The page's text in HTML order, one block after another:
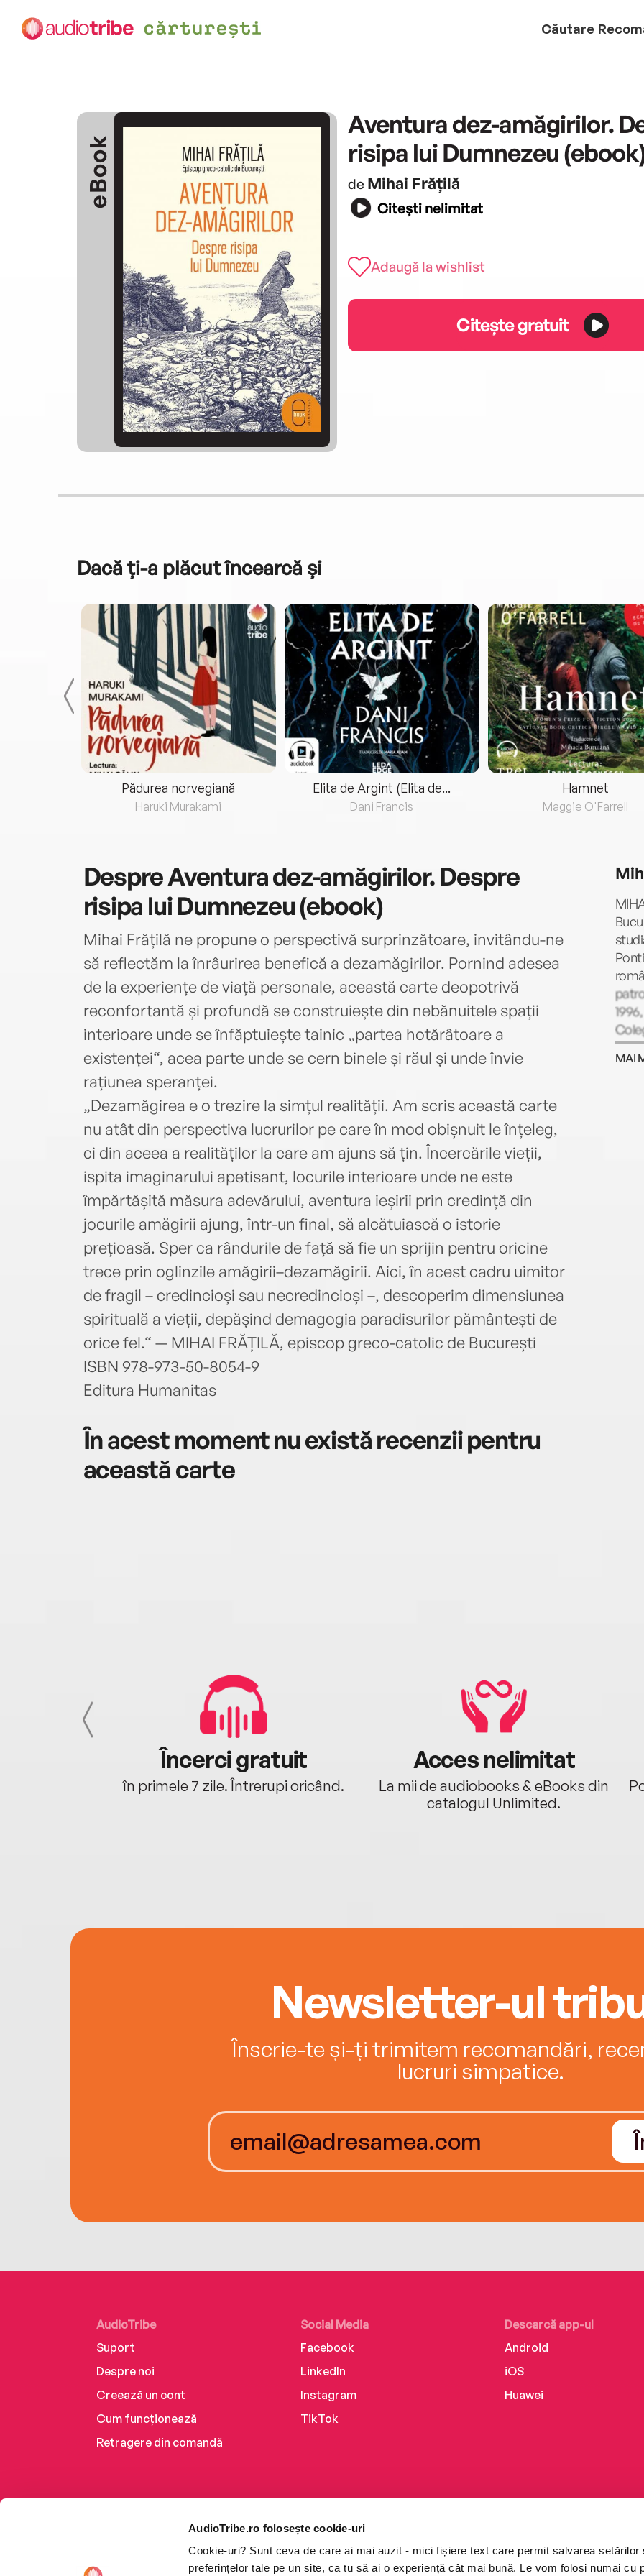
AudioTribe.ro folosește cookie-uri
Cookie-uri? Sunt ceva de care ai mai auzit - mici fișiere text care permit salvarea setărilor
preferințelor tale pe un site, ca tu să ai o experiență cât mai bună. Le vom folosi numai cu
Căutare
eBook
Aventura dez-amăgirilor.
risipa lui Dumnezeu
de Mihai Frățilă
Citești nelimitat
Adaugă la wishlist
Citește gratuit
Dacă ți-a plăcut încearcă și
Pădurea norvegiană
Haruki Murakami
Elita de Argint (Elita de...
Dani Francis
Hamnet
Maggie O'Farrell
DespreAventura dez-amăgirilor. Despre
risipa lui Dumnezeu (ebook)
Mihai Frățilă ne propune o perspectivă surprinzătoare, invitându-ne
să reflectăm la înrâurirea benefică a dezamăgirilor. Pornind adesea
de la experiențe de viață personale, această carte deopotrivă
reconfortantă și profundă se construiește din nebănuitele spații
interioare unde se înfăptuiește tainic „partea hotărâtoare a
existenței“, acea parte unde se cern binele și răul și unde învie
rațiunea speranței.
„Dezamăgirea e o trezire la simțul realității. Am scris această carte
nu atât din perspectiva lucrurilor pe care în mod obișnuit le înțeleg,
ci din aceea a realităților la care am ajuns să țin. Încercările vieții,
ispita imaginarului apetisant, locurile interioare unde ne este
împărtășită măsura adevărului, aventura ieșirii prin credință din
jocurile amăgirii ajung, într-un final, să alcătuiască o istorie
prețioasă. Sper ca rândurile de față să fie un sprijin pentru oricine
trece prin oglinzile amăgirii–dezamăgirii. Aici, în acest cadru uimitor
de fragil – credincioși sau necredincioși –, descoperim dimensiunea
spirituală a vieții, depășind demagogia paradisurilor pământești de
orice fel.“ — MIHAI FRĂȚILĂ, episcop greco-catolic de București
ISBN 978-973-50-8054-9
Editura Humanitas
În acest moment nu există recenzii pentru
această carte
MAI
Încerci gratuit
în primele 7 zile. Întrerupi oricând.
Acces nelimitat
La mii de audiobooks & eBooks din
catalogul Unlimited.
Newsletter-ul
Înscrie-te și-ți trimitem recomandări,
lucruri simpatice.
AudioTribe
Suport
Despre noi
Creează un cont
Cum funcționează
Retragere din comandă
Social Media
Facebook
LinkedIn
Instagram
TikTok
Descarcă app-ul
Android
iOS
Huawei